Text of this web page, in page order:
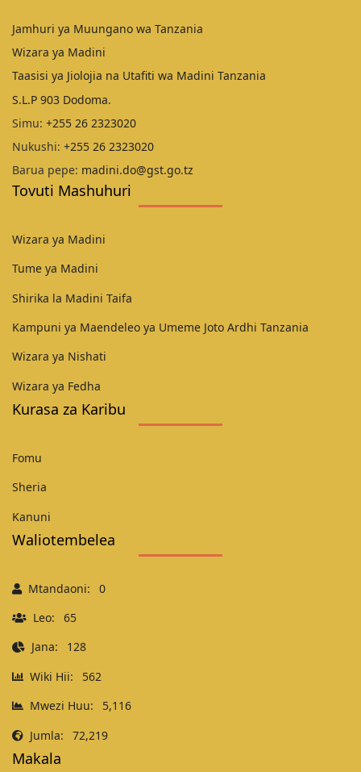
Jamhuri ya Muungano wa Tanzania
Wizara ya Madini
Taasisi ya Jiolojia na Utafiti wa Madini Tanzania
S.L.P 903 Dodoma.
Simu: +255 26 2323020
Nukushi: +255 26 2323020
Barua pepe: madini.do@gst.go.tz
Tovuti Mashuhuri
Wizara ya Madini
Tume ya Madini
Shirika la Madini Taifa
Kampuni ya Maendeleo ya Umeme Joto Ardhi Tanzania
Wizara ya Nishati
Wizara ya Fedha
Kurasa za Karibu
Fomu
Sheria
Kanuni
Waliotembelea
Mtandaoni:
0
Leo:
65
Jana:
128
Wiki Hii:
562
Mwezi Huu:
5,116
Jumla:
72,219
Makala